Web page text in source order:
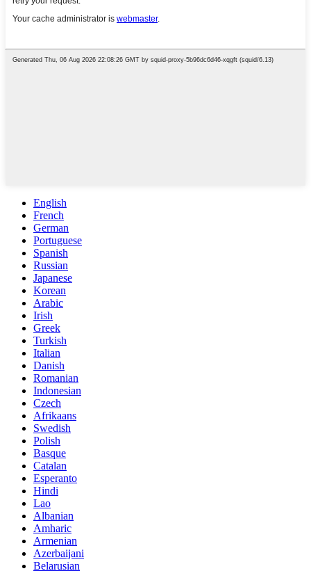
English
French
German
Portuguese
Spanish
Russian
Japanese
Korean
Arabic
Irish
Greek
Turkish
Italian
Danish
Romanian
Indonesian
Czech
Afrikaans
Swedish
Polish
Basque
Catalan
Esperanto
Hindi
Lao
Albanian
Amharic
Armenian
Azerbaijani
Belarusian